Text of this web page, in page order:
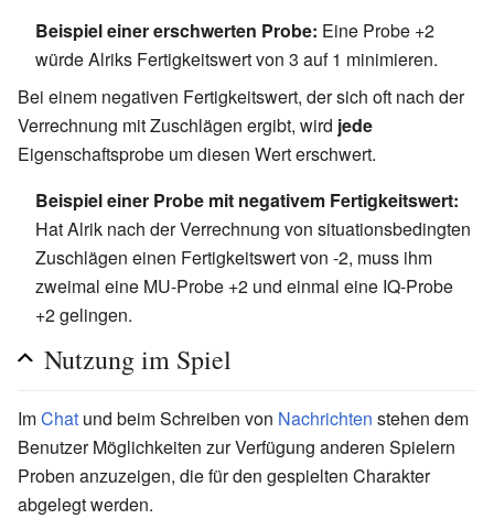
Beispiel einer erschwerten Probe: Eine Probe +2
würde Alriks Fertigkeitswert von 3 auf 1 minimieren.
Bei einem negativen Fertigkeitswert, der sich oft nach der
Verrechnung mit Zuschlägen ergibt, wird jede
Eigenschaftsprobe um diesen Wert erschwert.
Beispiel einer Probe mit negativem Fertigkeitswert:
Hat Alrik nach der Verrechnung von situationsbedingten
Zuschlägen einen Fertigkeitswert von -2, muss ihm
zweimal eine MU-Probe +2 und einmal eine IQ-Probe
+2 gelingen.
Nutzung im Spiel
ImChat und beim Schreiben von Nachrichten stehen dem
Benutzer Möglichkeiten zur Verfügung anderen Spielern
Proben anzuzeigen, die für den gespielten Charakter
abgelegt werden.